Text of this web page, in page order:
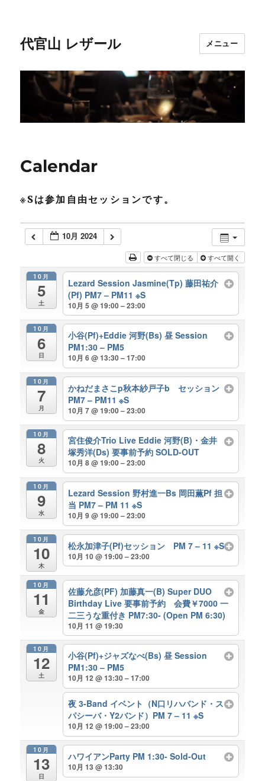
代官山 レザール メニュー
Calendar
※Sは参加自由セッションです。
10月 2024
すべて閉じる すべて開く
10月
5
土
Lezard Session Jasmine(Tp) 藤田祐介
(Pf) PM7 – PM11 ※S
10月 5 @ 19:00 – 23:00
10月
6
日
小谷(Pf)+Eddie 河野(Bs) 昼 Session
PM1:30 – PM5
10月 6 @ 13:30 – 17:00
10月
7
月
かねだまさこp秋本紗戸子b セッション
PM7 – PM11 ※S
10月 7 @ 19:00 – 23:00
10月
8
火
宮住俊介Trio Live Eddie 河野(B)・金井
塚秀洋(Ds) 要事前予約 SOLD-OUT
10月 8 @ 19:00 – 23:00
10月
9
水
Lezard Session 野村進一Bs 岡田薫Pf 担
当 PM7 – PM 11 ※S
10月 9 @ 19:00 – 23:00
10月
10
木
松永加津子(Pf)セッション PM 7 – 11 ※S
10月 10 @ 19:00 – 23:00
10月
11
金
佐藤允彦(PF) 加藤真一(B) Super DUO
Birthday Live 要事前予約 会費￥7000 一
二三うな重付き PM7:30- (Open PM 6:30)
10月 11 @ 19:30
10月
12
土
小谷(Pf)+ジャズなべ(Bs) 昼 Session
PM1:30 – PM5
10月 12 @ 13:30 – 17:00
夜 3-Band イベント（N口リハバンド・ス
パシーバ・Y2バンド）PM 7 – 11 ※S
10月 12 @ 19:00 – 23:00
10月
13
日
ハワイアンParty PM 1:30- Sold-Out
10月 13 @ 13:30